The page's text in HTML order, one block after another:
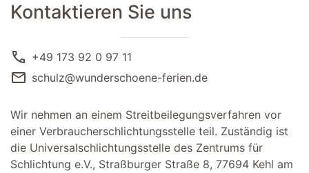
Kontaktieren Sie uns
call +49 173 92 0 97 11
mail schulz@wunderschoene-ferien.de
Wir nehmen an einem Streitbeilegungsverfahren vor
einer Verbraucherschlichtungsstelle teil. Zuständig ist
die Universalschlichtungsstelle des Zentrums für
Schlichtung e.V., Straßburger Straße 8, 77694 Kehl am